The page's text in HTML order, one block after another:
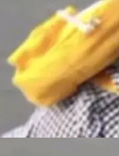
士生，长期从事视频、音
更令人意外的是，该项目
高额算力消耗持续运行长
务对账时才察觉异常。这
AI 程序，在近半年时间
复盘显示，...
沿实验室的水平。 Dela
事：开放协作。中国的
协作的生态里加速迭代，
造车"。他的原话是 "buil
战，互不通气。 这个判
不同。Hugging Face 是
，上面跑着上百万个模
先，...
源 问过很多软件工程师
给自己用的程序？答案几
整天用别人写的程序写程
自己写个博客系统、智能
，都算稀奇事。 Crawsh
一个开源 AI coding age
了一篇文章，核心论点很
开源。 理由不是传统的自
跟 AI agent 直接相关的
就能个性化任何软件 C
宣布内测邀请，全
路演现场诞生
去的时候大概没人想到它
生态的路演。 8月1日，
队负责人崔添翼（tiany
果你是 Agent Harness 相
希望参加 DeepSeek Har
或私信联系我。请附上
Lite-Preview
开源轻量级统一多模态模
U1.5-Lite-Preview。